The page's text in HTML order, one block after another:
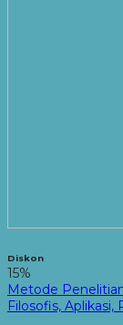
Diskon
15%
Metode
Filosofis, Aplikasi,